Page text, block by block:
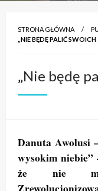
STRONA GŁÓWNA
„NIE BĘDĘ PALIĆ SWOICH
„Nie będę
Danuta Awolusi
wysokim niebie”
że nie ma